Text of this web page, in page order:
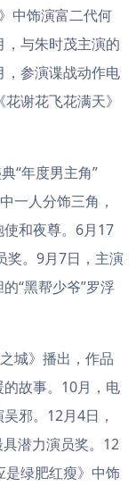
中饰演富二代何
与朱时茂主演的
，参演谍战动作电
谢花飞花满天》
“年度男主角”
一人分饰三角，
和夜尊。6月17
奖。9月7日，主演
“黑帮少爷”罗浮
城》播出，作品
故事。10月，电
邪。12月4日，
潜力演员奖。12
是绿肥红瘦》中饰